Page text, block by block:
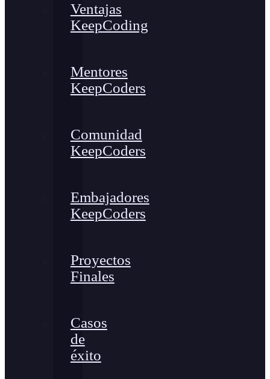
Ventajas
KeepCoding
Mentores
KeepCoders
Comunidad
KeepCoders
Embajadores
KeepCoders
Proyectos
Finales
Casos
de
éxito